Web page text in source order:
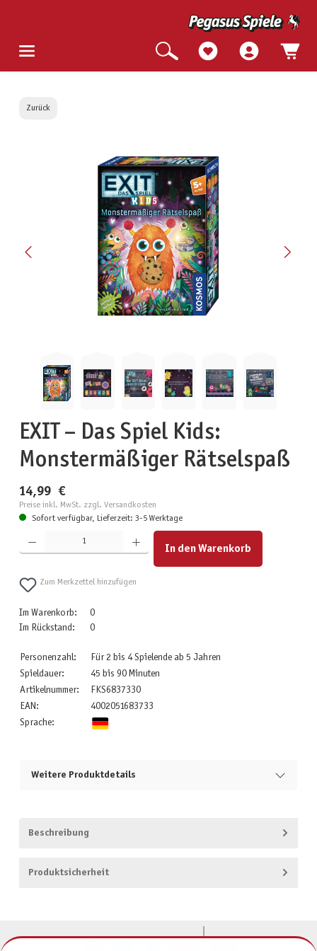
Zurück
Bildergalerie überspringen
EXIT – Das Spiel Kids:
Monstermäßiger Rätselspaß
14,99 €
Preise inkl. MwSt. zzgl. Versandkosten
Sofort verfügbar, Lieferzeit: 3-5 Werktage
Produkt Anzahl: Gib den gewünschten Wert ein oder benutze die Schaltflächen um die Anzahl zu
In den Warenkorb
Zum Merkzettel hinzufügen
Im Warenkorb:
0
Im Rückstand:
0
Personenzahl:
Für 2 bis 4 Spielende ab 5 Jahren
Spieldauer:
45 bis 90 Minuten
Artikelnummer:
FKS6837330
EAN:
4002051683733
Sprache:
Weitere Produktdetails
Beschreibung
Produktsicherheit